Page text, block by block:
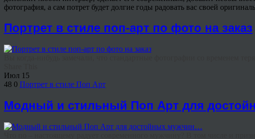
фотография, а сам потрет будет долгие годы радовать вас своей
Портрет в стиле поп-арт по фото на заказ
Июл 15
48 0 Портрет в стиле Поп Арт
Модный и стильный Поп Арт для